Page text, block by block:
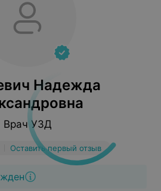
Надежда
Врач УЗД
Оставить первый отзыв